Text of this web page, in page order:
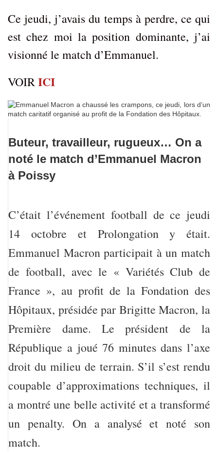
Ce jeudi, j’avais du temps à perdre, ce qui
est chez moi la position dominante, j’ai
visionné le match d’Emmanuel.
VOIRICI
Buteur, travailleur, rugueux… On a
noté le match d’Emmanuel Macron
à Poissy
C’était l’événement football de ce jeudi
14 octobre et Prolongation y était.
Emmanuel Macron participait à un match
de football, avec le « Variétés Club de
France », au profit de la Fondation des
Hôpitaux, présidée par Brigitte Macron, la
Première dame. Le président de la
République a joué 76 minutes dans l’axe
droit du milieu de terrain. S’il s’est rendu
coupable d’approximations techniques, il
a montré une belle activité et a transformé
un penalty. On a analysé et noté son
match.